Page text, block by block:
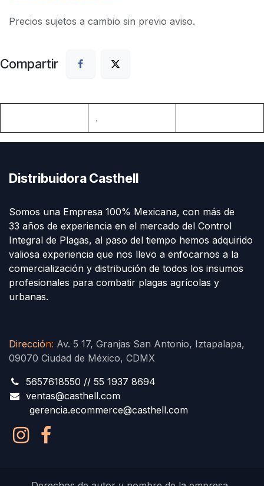
Precios sujetos a cambio sin previo aviso.
Compartir
.
Distribuidora Casthell
Somos una Empresa 100% Mexicana, con más de
33 años de experiencia en el mercado del Control
Integral de Plagas, al paso del tiempo hemos adquirido
valiosa experiencia que nos llevo a enfocarnos a la
comercialización y distribución de todos los insumos
profesionales para combatir plagas agrícolas y
urbanas.
Dirección: Av. 5 17, Granjas San Antonio, Iztapalapa,
09070 Ciudad de México, CDMX
5657618550 // 55 1937 8694
ventas@casthell.com
gerencia.ecommerce@casthell.com